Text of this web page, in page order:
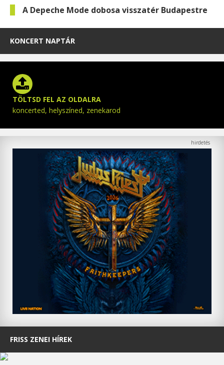
A Depeche Mode dobosa visszatér Budapestre
KONCERT NAPTÁR
TÖLTSD FEL AZ OLDALRA
koncerted, helyszíned, zenekarod
FRISS ZENEI HÍREK